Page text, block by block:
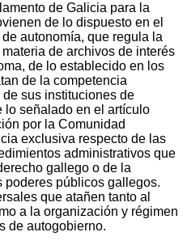
de Galicia para la
de lo dispuesto en el
autonomía, que regula la
de archivos de interés
de lo establecido en los
de la competencia
sus instituciones de
lo señalado en el artículo
por la Comunidad
exclusiva respecto de las
administrativos que
gallego o de la
públicos gallegos.
que atañen tanto al
a la organización y régimen
de autogobierno.